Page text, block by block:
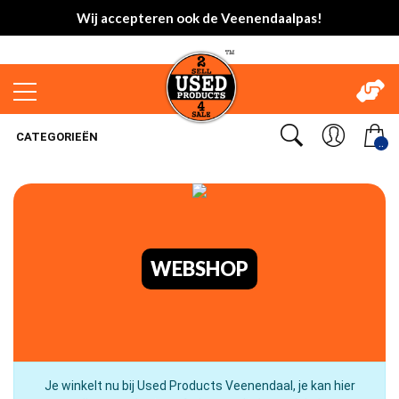
Wij accepteren ook de Veenendaalpas!
..
CATEGORIEËN
WEBSHOP
Je winkelt nu bij Used Products Veenendaal, je kan hier